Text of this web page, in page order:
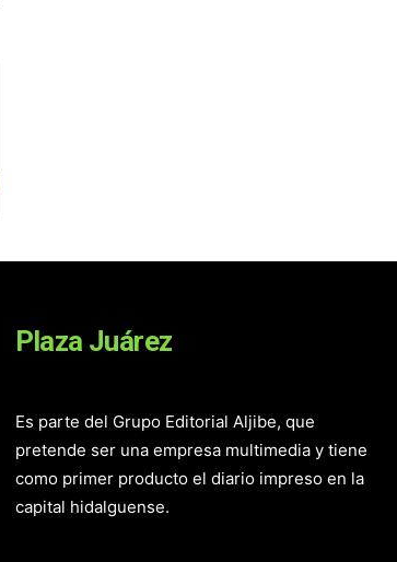
Plaza Juárez
Es parte del Grupo Editorial Aljibe, que
pretende ser una empresa multimedia y tiene
como primer producto el diario impreso en la
capital hidalguense.